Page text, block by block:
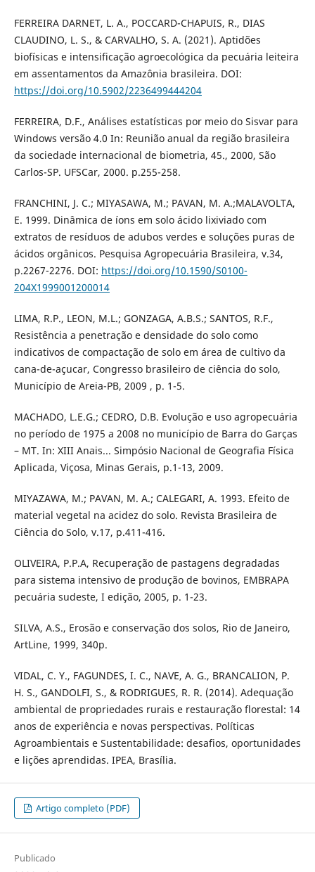
FERREIRA DARNET, L. A., POCCARD-CHAPUIS, R., DIAS
CLAUDINO, L. S., & CARVALHO, S. A. (2021). Aptidões
biofísicas e intensificação agroecológica da pecuária leiteira
em assentamentos da Amazônia brasileira. DOI:
https://doi.org/10.5902/2236499444204
FERREIRA, D.F., Análises estatísticas por meio do Sisvar para
Windows versão 4.0 In: Reunião anual da região brasileira
da sociedade internacional de biometria, 45., 2000, São
Carlos-SP. UFSCar, 2000. p.255-258.
FRANCHINI, J. C.; MIYASAWA, M.; PAVAN, M. A.;MALAVOLTA,
E. 1999. Dinâmica de íons em solo ácido lixiviado com
extratos de resíduos de adubos verdes e soluções puras de
ácidos orgânicos. Pesquisa Agropecuária Brasileira, v.34,
p.2267-2276. DOI: https://doi.org/10.1590/S0100-
204X1999001200014
LIMA, R.P., LEON, M.L.; GONZAGA, A.B.S.; SANTOS, R.F.,
Resistência a penetração e densidade do solo como
indicativos de compactação de solo em área de cultivo da
cana-de-açucar, Congresso brasileiro de ciência do solo,
Município de Areia-PB, 2009 , p. 1-5.
MACHADO, L.E.G.; CEDRO, D.B. Evolução e uso agropecuária
no período de 1975 a 2008 no município de Barra do Garças
– MT. In: XIII Anais... Simpósio Nacional de Geografia Física
Aplicada, Viçosa, Minas Gerais, p.1-13, 2009.
MIYAZAWA, M.; PAVAN, M. A.; CALEGARI, A. 1993. Efeito de
material vegetal na acidez do solo. Revista Brasileira de
Ciência do Solo, v.17, p.411-416.
OLIVEIRA, P.P.A, Recuperação de pastagens degradadas
para sistema intensivo de produção de bovinos, EMBRAPA
pecuária sudeste, I edição, 2005, p. 1-23.
SILVA, A.S., Erosão e conservação dos solos, Rio de Janeiro,
ArtLine, 1999, 340p.
VIDAL, C. Y., FAGUNDES, I. C., NAVE, A. G., BRANCALION, P.
H. S., GANDOLFI, S., & RODRIGUES, R. R. (2014). Adequação
ambiental de propriedades rurais e restauração florestal: 14
anos de experiência e novas perspectivas. Políticas
Agroambientais e Sustentabilidade: desafios, oportunidades
e lições aprendidas. IPEA, Brasília.
Artigo completo (PDF)
Publicado